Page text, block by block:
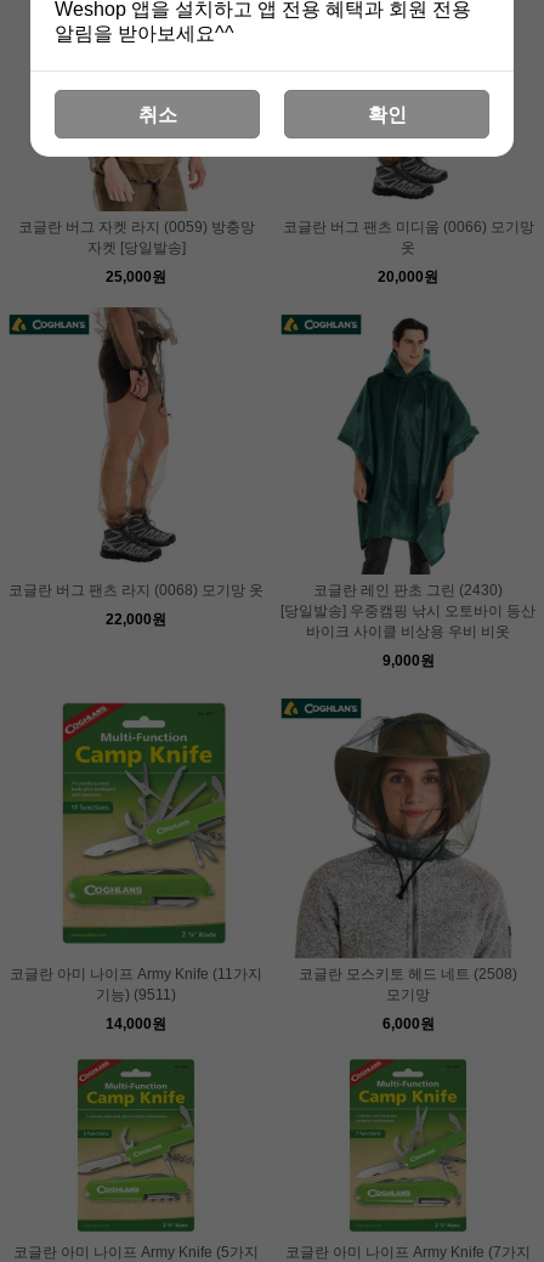
코글란 버그 자켓 라지 (0059) 방충망
자켓 [당일발송]
25,000원
코글란 버그 팬츠 미디움 (0066) 모기망
옷
20,000원
코글란 버그 팬츠 라지 (0068) 모기망 옷
22,000원
코글란 레인 판초 그린 (2430)
[당일발송] 우중캠핑 낚시 오토바이 등산
바이크 사이클 비상용 우비 비옷
9,000원
코글란 아미 나이프 Army Knife (11가지
기능) (9511)
14,000원
코글란 모스키토 헤드 네트 (2508)
모기망
6,000원
코글란 아미 나이프 Army Knife (5가지
코글란 아미 나이프 Army Knife (7가지
Weshop 앱을 설치하고 앱 전용 혜택과 회원 전용
알림을 받아보세요^^
취소 확인